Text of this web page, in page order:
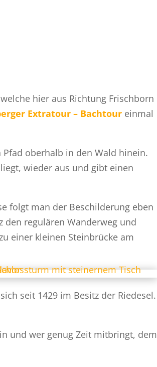
hier aus Richtung Frischborn
Extratour – Bachtour einmal
oberhalb in den Wald hinein.
wieder aus und gibt einen
folgt man der Beschilderung eben
den regulären Wanderweg und
einer kleinen Steinbrücke am
seit 1429 im Besitz der Riedesel.
und wer genug Zeit mitbringt, dem